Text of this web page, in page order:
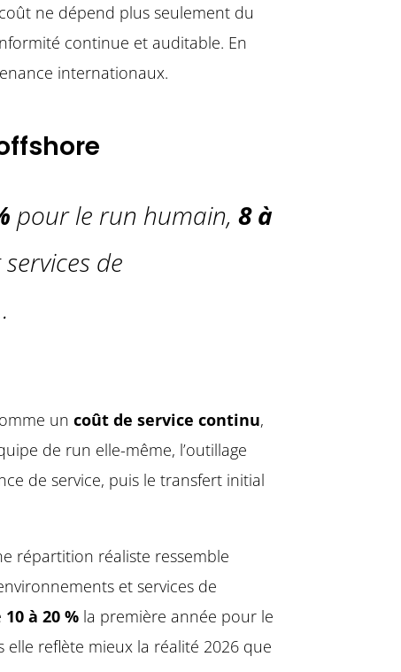
ne dépend plus seulement du
continue et auditable. En
internationaux.
pour le run humain, 8 à
de
un coût de service continu,
de run elle-même, l’outillage
de service, puis le transfert initial
répartition réaliste ressemble
et services de
10 à 20 % la première année pour le
reflète mieux la réalité 2026 que